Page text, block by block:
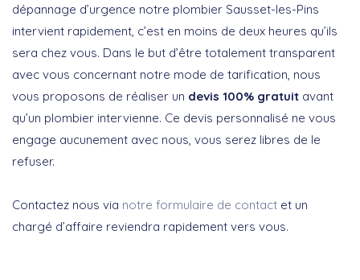
dépannage d’urgence notre plombier Sausset-les-Pins
intervient rapidement, c’est en moins de deux heures qu’ils
sera chez vous. Dans le but d’être totalement transparent
avec vous concernant notre mode de tarification, nous
vous proposons de réaliser un devis 100% gratuit avant
qu’un plombier intervienne. Ce devis personnalisé ne vous
engage aucunement avec nous, vous serez libres de le
refuser.
Contactez nous via notre formulaire de contact et un
chargé d’affaire reviendra rapidement vers vous.